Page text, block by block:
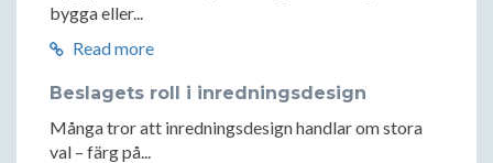
bygga eller...
Read more
Beslagets roll i inredningsdesign
Många tror att inredningsdesign handlar om stora
val – färg på...